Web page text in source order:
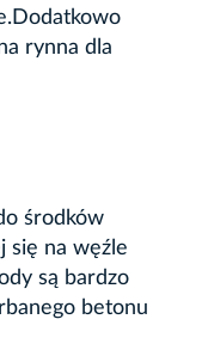
rynna dla
środków
się na węźle
są bardzo
betonu